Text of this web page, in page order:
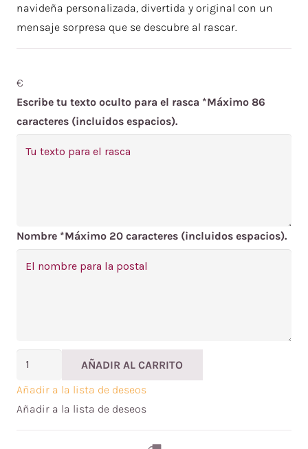
navideña personalizada, divertida y original con un
mensaje sorpresa que se descubre al rascar.
€
Escribe tu texto oculto para el rasca *Máximo 86
caracteres (incluidos espacios).
Nombre *Máximo 20 caracteres (incluidos espacios).
Tarjeta
Felicitación
Navidad
Personalizada
Regalo
AÑADIR AL CARRITO
Añadir a la lista de deseos
Añadir a la lista de deseos